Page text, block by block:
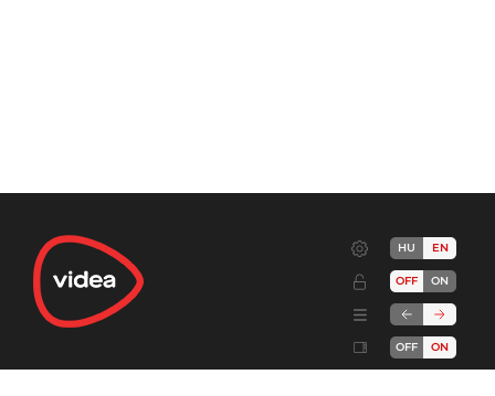
HU EN
OFF ON
OFF ON